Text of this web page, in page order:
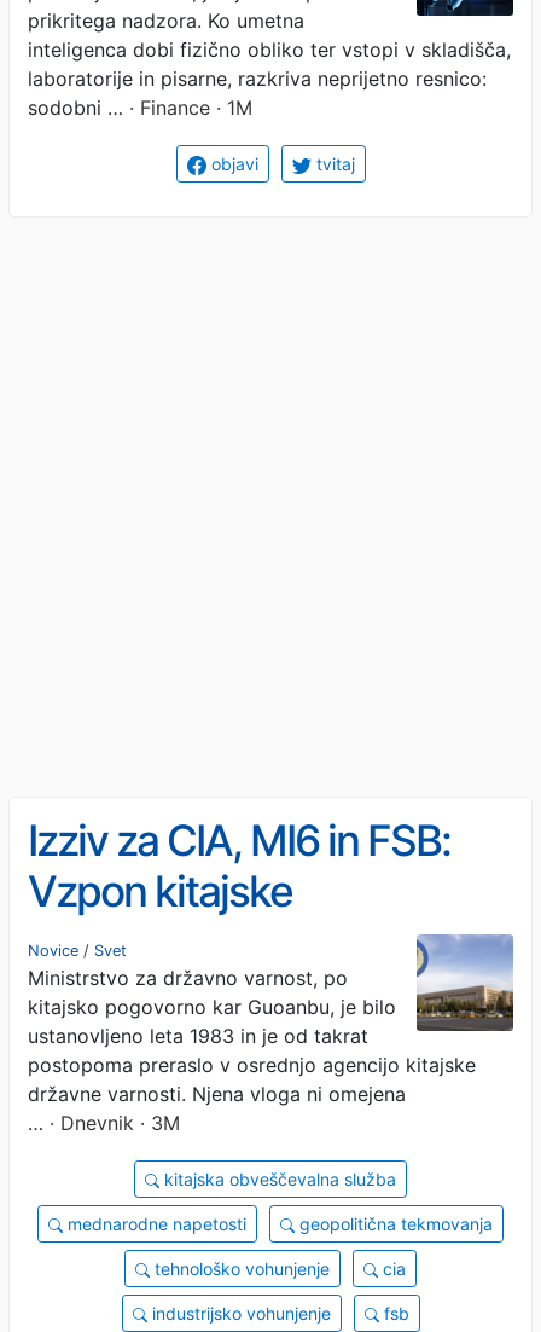
prikritega nadzora. Ko umetna
inteligenca dobi fizično obliko ter vstopi v skladišča,
laboratorije in pisarne, razkriva neprijetno resnico:
sodobni … · Finance · 1M
objavi tvitaj
Izziv za CIA, MI6 in FSB:
Vzpon kitajske
obveščevalne agencije
Guoanbu
Novice / Svet
Ministrstvo za državno varnost, po
kitajsko pogovorno kar Guoanbu, je bilo
ustanovljeno leta 1983 in je od takrat
postopoma preraslo v osrednjo agencijo kitajske
državne varnosti. Njena vloga ni omejena
… · Dnevnik · 3M
kitajska obveščevalna služba
mednarodne napetosti geopolitična tekmovanja
tehnološko vohunjenje cia
industrijsko vohunjenje fsb